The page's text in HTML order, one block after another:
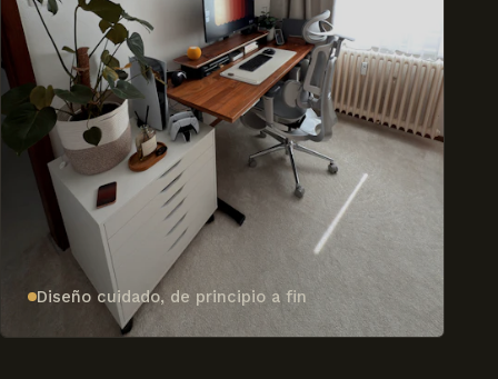
Diseño cuidado, de principio a fin